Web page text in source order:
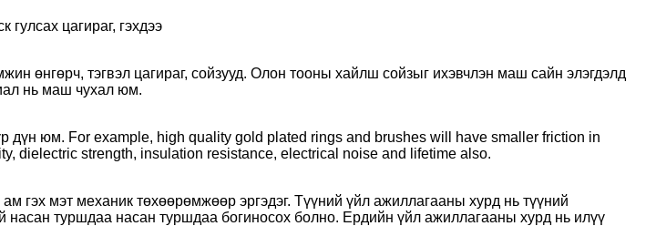
гулсах цагираг, гэхдээ
өнгөрч, тэгвэл цагираг, сойзууд. Олон тооны хайлш сойзыг ихэвчлэн маш сайн элэгдэлд
нь маш чухал юм.
дүн юм. For example, high quality gold plated rings and brushes will have smaller friction in
dielectric strength, insulation resistance, electrical noise and lifetime also.
гэх мэт механик төхөөрөмжөөр эргэдэг. Түүний үйл ажиллагааны хурд нь түүний
насан туршдаа насан туршдаа богиносох болно. Ердийн үйл ажиллагааны хурд нь илүү